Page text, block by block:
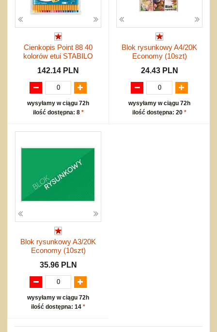
Cienkopis Point 88 40
kolorów etui STABILO
142.14 PLN
wysyłamy w ciągu 72h
ilość dostępna: 8 *
Blok rysunkowy A4/20K
Economy (10szt)
24.43 PLN
wysyłamy w ciągu 72h
ilość dostępna: 20 *
Blok rysunkowy A3/20K
Economy (10szt)
35.96 PLN
wysyłamy w ciągu 72h
ilość dostępna: 14 *